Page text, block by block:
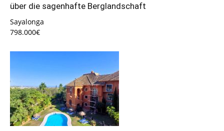
über die sagenhafte Berglandschaft
Sayalonga
798.000€